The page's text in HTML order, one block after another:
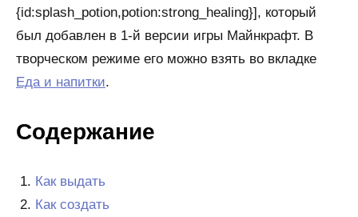
{id:splash_potion,potion:strong_healing}], который
был добавлен в 1-й версии игры Майнкрафт. В
творческом режиме его можно взять во вкладке
Еда и напитки.
Содержание
Как выдать
Как создать